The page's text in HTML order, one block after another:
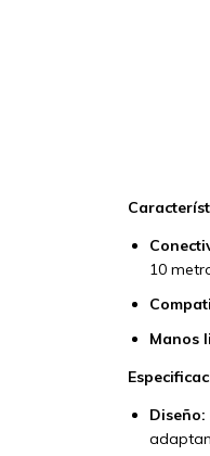
10
Manos
Diseño: